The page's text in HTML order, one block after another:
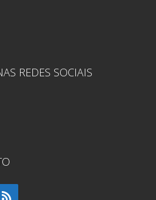
REDES SOCIAIS